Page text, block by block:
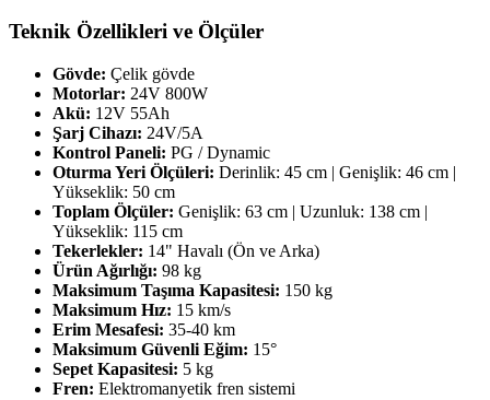
Teknik Özellikleri ve Ölçüler
Gövde: Çelik gövde
Motorlar: 24V 800W
Akü: 12V 55Ah
Şarj Cihazı: 24V/5A
Kontrol Paneli: PG / Dynamic
Oturma Yeri Ölçüleri: Derinlik: 45 cm | Genişlik: 46 cm |
Yükseklik: 50 cm
Toplam Ölçüler: Genişlik: 63 cm | Uzunluk: 138 cm |
Yükseklik: 115 cm
Tekerlekler: 14" Havalı (Ön ve Arka)
Ürün Ağırlığı: 98 kg
Maksimum Taşıma Kapasitesi: 150 kg
Maksimum Hız: 15 km/s
Erim Mesafesi: 35-40 km
Maksimum Güvenli Eğim: 15°
Sepet Kapasitesi: 5 kg
Fren: Elektromanyetik fren sistemi